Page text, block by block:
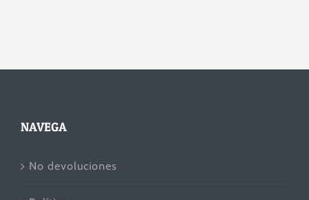
NAVEGA
No devoluciones